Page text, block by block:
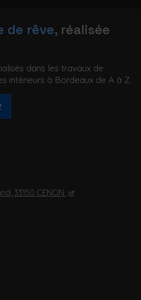
33150 CENON
de rêve, réalisée
dans les travaux de
intérieurs à Bordeaux de A à Z.